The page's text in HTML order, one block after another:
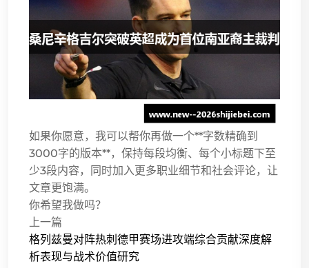
如果你愿意，我可以帮你再做一个**字数精确到
3000字的版本**，保持每段均衡、每个小标题下至
少3段内容，同时加入更多职业细节和社会评论，让
文章更饱满。
你希望我做吗？
上一篇
格列兹曼对阵热刺德甲赛场进攻端综合贡献深度解
析表现与战术价值研究